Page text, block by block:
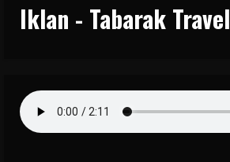
Iklan - Tabarak Travel